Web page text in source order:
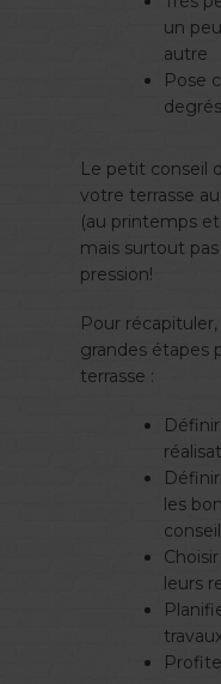
un
autre
Pose
degrés
Le petit conseil
votre terrasse
(au printemps et
mais surtout
pression!
Pour
grandes étapes
terrasse :
les
leurs